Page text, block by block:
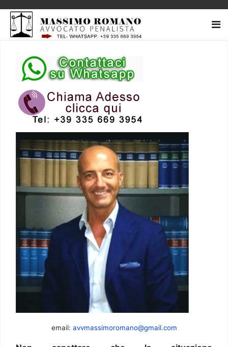
email: avvmassimoromano@gmail.com